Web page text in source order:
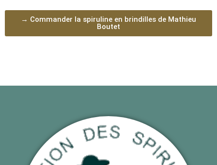
→ Commander la spiruline en brindilles de Mathieu
Boutet